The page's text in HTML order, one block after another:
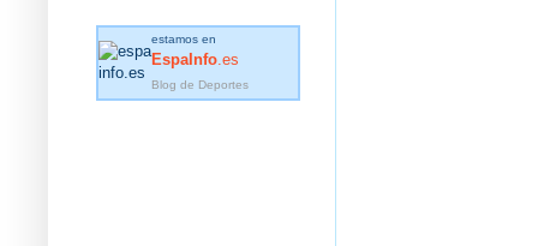
estamos en
EspaInfo .es
Blog de Deportes